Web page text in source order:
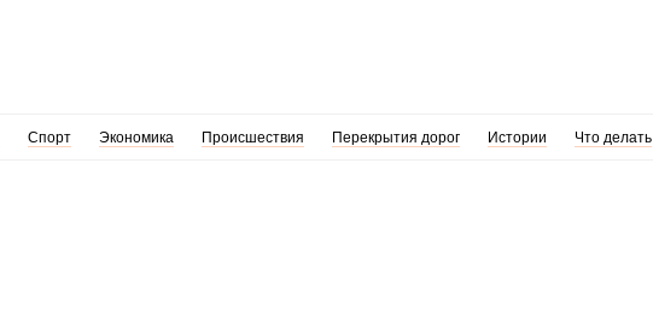
Спорт Экономика Происшествия Перекрытия дорог Истории Что делать